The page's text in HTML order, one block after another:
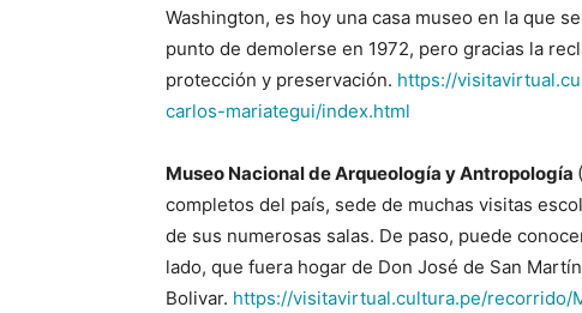
Washington, es hoy una casa museo en la que
punto de demolerse en 1972, pero gracias la
protección y preservación. https://
carlos-mariategui/index.html
Museo Nacional de Arqueología y Antropología
completos del país, sede de muchas visitas
de sus numerosas salas. De paso, puede
lado, que fuera hogar de Don José de San
Bolivar. https://visitavirtual.cultura.pe/recorrido/